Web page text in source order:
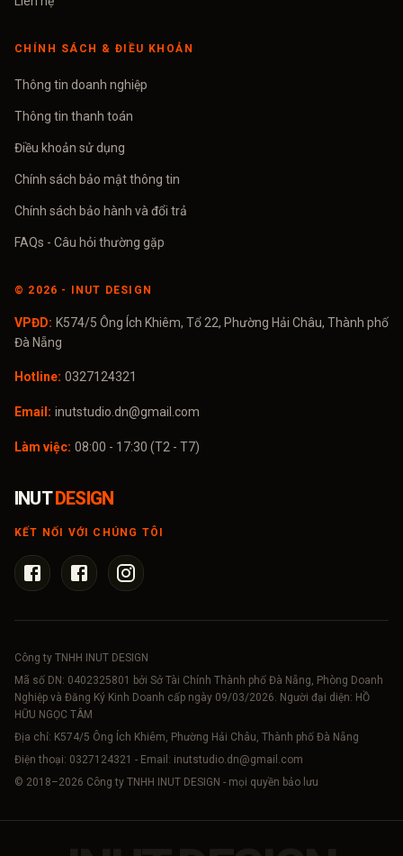
CHÍNH SÁCH & ĐIỀU KHOẢN
Thông tin doanh nghiệp
Thông tin thanh toán
Điều khoản sử dụng
Chính sách bảo mật thông tin
Chính sách bảo hành và đổi trả
FAQs - Câu hỏi thường gặp
© 2026 - INUT DESIGN
VPĐD: K574/5 Ông Ích Khiêm, Tổ 22, Phường Hải Châu, Thành phố
Đà Nẵng
Hotline: 0327124321
Email: inutstudio.dn@gmail.com
Làm việc: 08:00 - 17:30 (T2 - T7)
INUT DESIGN
KẾT NỐI VỚI CHÚNG TÔI
Công ty TNHH INUT DESIGN
Mã số DN: 0402325801
bởi Sở Tài Chính Thành phố Đà Nẵng, Phòng Doanh
Nghiệp và Đăng Ký Kinh Doanh cấp ngày 09/03/2026. Người đại diện: HỒ
HỮU NGỌC TÂM
Địa chỉ: K574/5 Ông Ích Khiêm, Phường Hải Châu, Thành phố Đà Nẵng
Điện thoại: 0327124321 - Email: inutstudio.dn@gmail.com
© 2018–2026 Công ty TNHH INUT DESIGN - mọi quyền bảo lưu